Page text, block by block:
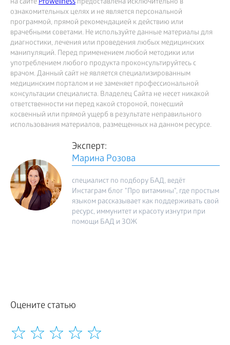
на сайтеProwellness предоставлена исключительно в
ознакомительных целях и не является персональной
программой, прямой рекомендацией к действию или
врачебными советами. Не используйте данные материалы для
диагностики, лечения или проведения любых медицинских
манипуляций. Перед применением любой методики или
употреблением любого продукта проконсультируйтесь с
врачом. Данный сайт не является специализированным
медицинским порталом и не заменяет профессиональной
консультации специалиста. Владелец Сайта не несет никакой
ответственности ни перед какой стороной, понесший
косвенный или прямой ущерб в результате неправильного
использования материалов, размещенных на данном ресурсе.
Эксперт:
Марина Розова
специалист по подбору БАД, ведёт
Инстаграм блог "Про витамины", где простым
языком рассказывает как поддерживать свой
ресурс, иммунитет и красоту изнутри при
помощи БАД и ЗОЖ
Оцените статью